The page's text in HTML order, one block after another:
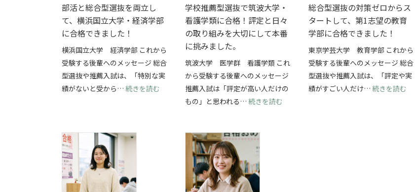
部活と総合型選抜を両立し
て、横浜国立大学・経済学部
に合格できました！
横浜国立大学 経済学部 これから
受験する後輩へのメッセージ 総合
型選抜や推薦入試は、「特別な実
績がないと受から… 続きを読む : 部活と総合型選抜を両立して、横浜国立大学・経済学部に合格できました！
学校推薦型選抜で筑波大学・
看護学類に合格！評定と日々
の取り組みを大切にして本番
に挑みました。
筑波大学 医学群 看護学類 これ
から受験する後輩へのメッセージ
推薦入試は「評定が高い人だけの
もの」と思われる… 続きを読む
総合型選抜の対策ゼロからス
タートして、第1志望の教育
学部に合格できました！
東京学芸大学 教育学部 これから
受験する後輩へのメッセージ 総合
型選抜や推薦入試は、「評定や実
績がすごい人だけ… 続きを読む